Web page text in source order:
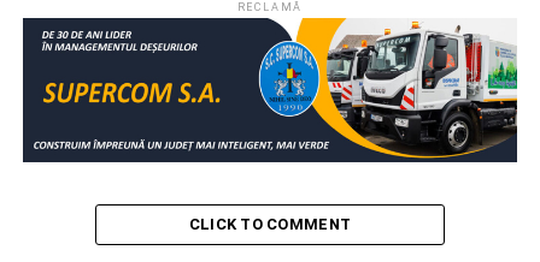
protejam interesele producătorilor locali, oricum
afectate deja de pandemie și de primele semne de
criză economică, dar și nevoia târgoviștenilor de a
avea acces la produse proaspete, cu respectarea însă
întocmai a măsurilor impuse”, precizează primarul
Daniel Cristian Stan într-o postare pe pagina sa de
RECLAMĂ
CLICK TO COMMENT